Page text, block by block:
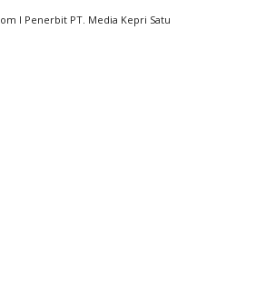
I Penerbit PT. Media Kepri Satu